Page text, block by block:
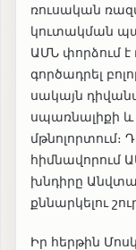
ռուսական
կուտակման
ԱՄՆ փորձում
գործադրել
սակայն
սպառնալիքի
մթնոլորտում։
հիմնավորում
խնդիրը
քննարկելու
Իր հերթին